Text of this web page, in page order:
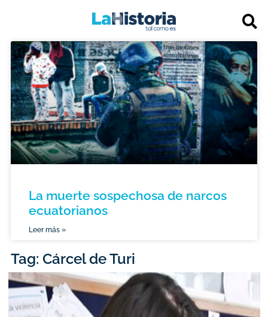
La muerte sospechosa de narcos
ecuatorianos
Leer más »
Tag: Cárcel de Turi